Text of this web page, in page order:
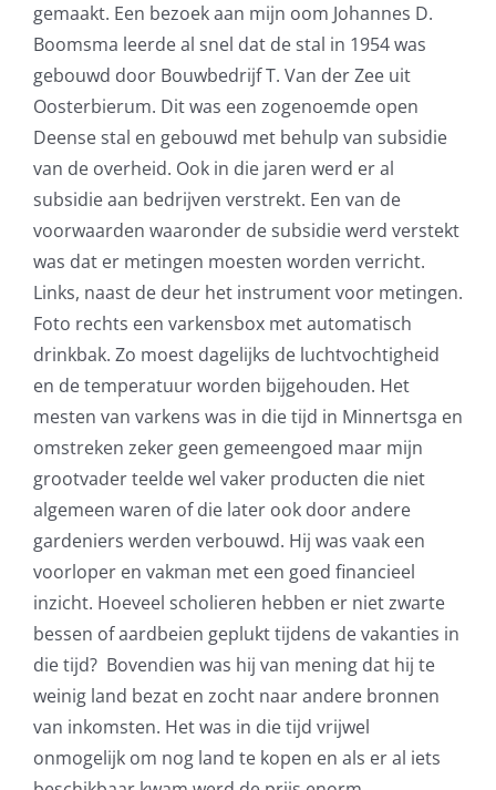
gemaakt. Een bezoek aan mijn oom Johannes D.
Boomsma leerde al snel dat de stal in 1954 was
gebouwd door Bouwbedrijf T. Van der Zee uit
Oosterbierum. Dit was een zogenoemde open
Deense stal en gebouwd met behulp van subsidie
van de overheid. Ook in die jaren werd er al
subsidie aan bedrijven verstrekt. Een van de
voorwaarden waaronder de subsidie werd verstekt
was dat er metingen moesten worden verricht.
Links, naast de deur het instrument voor metingen.
Foto rechts een varkensbox met automatisch
drinkbak. Zo moest dagelijks de luchtvochtigheid
en de temperatuur worden bijgehouden. Het
mesten van varkens was in die tijd in Minnertsga en
omstreken zeker geen gemeengoed maar mijn
grootvader teelde wel vaker producten die niet
algemeen waren of die later ook door andere
gardeniers werden verbouwd. Hij was vaak een
voorloper en vakman met een goed financieel
inzicht. Hoeveel scholieren hebben er niet zwarte
bessen of aardbeien geplukt tijdens de vakanties in
die tijd? Bovendien was hij van mening dat hij te
weinig land bezat en zocht naar andere bronnen
van inkomsten. Het was in die tijd vrijwel
onmogelijk om nog land te kopen en als er al iets